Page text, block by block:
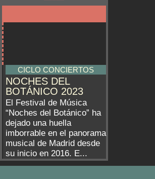
CICLO CONCIERTOS
NOCHES DEL
BOTÁNICO 2023
El Festival de Música
“Noches del Botánico” ha
dejado una huella
imborrable en el panorama
musical de Madrid desde
su inicio en 2016. E...